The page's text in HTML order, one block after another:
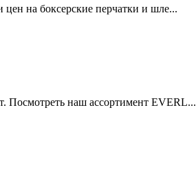
на боксерские перчатки и шле...
Посмотреть наш ассортимент EVERL...